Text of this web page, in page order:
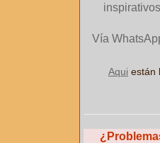
Vía
Aqui están